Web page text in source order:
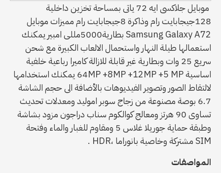
موبايل جلاكسى ايه 72 ياتى بمساحة تخزين داخلية
128جيجابايت رام وذاكرة 8جيجابايت رام مميزات موبايل
Samsung Galaxy A72 بطارية5000مللى امبير يمكنك
استعمالها طيلة النهار واستحمال الالعاب الكبيرة مع شحن
سريع 25 وات وبطارية غير قابلة للازالة كاميرا رباعية خلفية
اساسية 64MP +8MP +12MP +5 MP يمكنك استخدامها
لالتقاط الصور وتصوير الفيديوهات بالأضافة الى حجم الشاشة
6.7 بوصة مصنوعة من زجاج سوبر اموليد ومعدلات تحديث
تساوى 90 هرتز ومعالج كوالكوم سناب دراجون مزود بشاشة
وطبقة حماية جوريلا غلاس 5 ومقاوم للغبار والماء وفتحة
SIM مشتركة وخاصية بانوراما ،HDR .
المواصفات